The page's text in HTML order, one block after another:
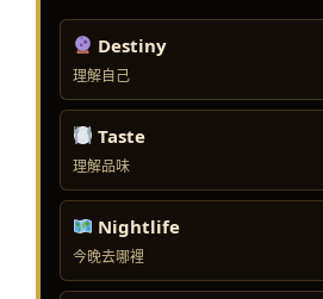
Destiny
理解自己
Taste
理解品味
Nightlife
今晚去哪裡